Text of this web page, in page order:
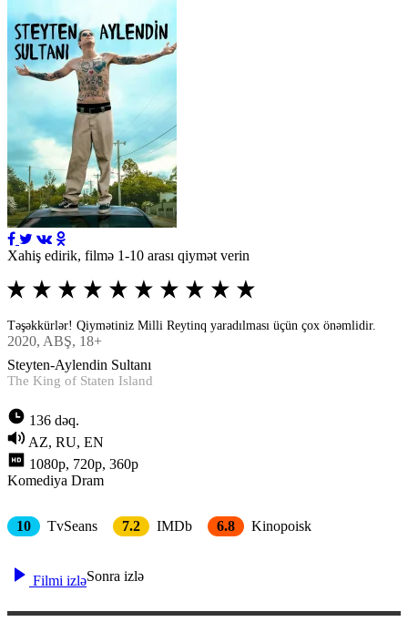
Xahiş edirik, filmə 1-10 arası qiymət verin
Təşəkkürlər! Qiymətiniz Milli Reytinq yaradılması üçün çox önəmlidir.
2020, ABŞ, 18+
Steyten-Aylendin Sultanı
The King of Staten Island
136 dəq.
AZ, RU, EN
1080p, 720p, 360p
Komediya Dram
10 TvSeans 7.2 IMDb 6.8 Kinopoisk
Filmi izləSonra izlə